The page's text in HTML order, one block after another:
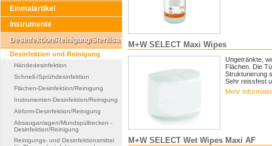
Einmalartikel
Instrumente
Desinfektion/Reinigung/Sterilisation
Desinfektion und Reinigung
Händedesinfektion
Schnell-/Sprühdesinfektion
Flächen-Desinfektion/Reinigung
Instrumenten-Desinfektion/Reinigung
Abform-Desinfektion/Reinigung
Absauganlagen/Mundspülbecken -
Desinfektion/Reinigung
Reinigungs- und Desinfektionsmittel
M+W SELECT Maxi Wipes
Ungetränkte,
Flächen. Die
Strukturierung
Sehr reissfest
Mehr
M+W SELECT Wet Wipes Maxi AF